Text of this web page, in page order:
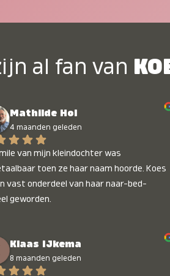
al fan van
Mathilde Hol
4 maanden geleden
van mijn kleindochter was
toen ze haar naam hoorde. Koes
vast onderdeel van haar naar-bed-
geworden.
Klaas IJkema
8 maanden geleden